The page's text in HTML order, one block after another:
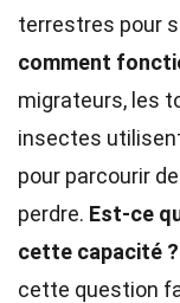
terrestres pour
comment
migrateurs, les
insectes
pour parcourir
perdre. Est-ce
cette capacité ?
cette question